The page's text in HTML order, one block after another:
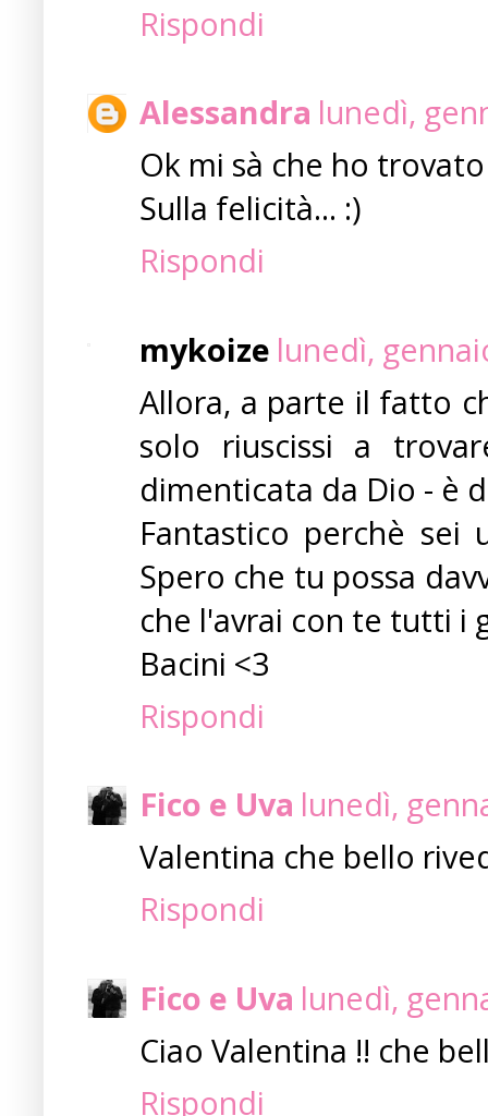
Rispondi
Alessandra lunedì,
Ok mi sà che ho
Sulla felicità... :)
Rispondi
mykoize lunedì,
Allora, a parte il fatto
solo riuscissi a
dimenticata da Dio - è
Fantastico perchè
Spero che tu possa
che l'avrai con te tutti i
Bacini <3
Rispondi
Fico e Uva lunedì,
Valentina che bello
Rispondi
Fico e Uva lunedì,
Ciao Valentina !! che
Rispondi